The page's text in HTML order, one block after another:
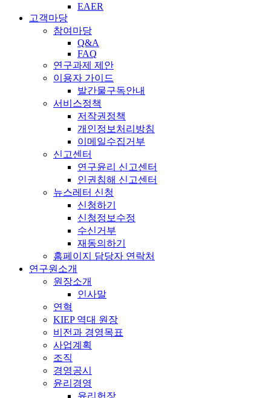
EAER
고객마당
참여마당
Q&A
FAQ
연구과제 제안
이용자 가이드
발간물구독안내
서비스정책
저작권정책
개인정보처리방침
이메일수집거부
신고센터
연구윤리 신고센터
인권침해 신고센터
뉴스레터 신청
신청하기
신청정보수정
수신거부
재동의하기
홈페이지 담당자 연락처
연구원소개
원장소개
인사말
연혁
KIEP 역대 원장
비전과 경영목표
사업계획
조직
경영공시
윤리경영
윤리헌장